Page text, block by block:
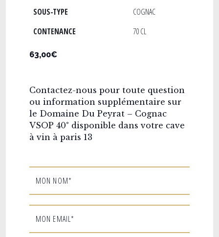
SOUS-TYPE
COGNAC
CONTENANCE
70 CL
63,00€
Contactez-nous pour toute question
ou information supplémentaire sur
le Domaine Du Peyrat – Cognac
VSOP 40° disponible dans votre cave
à vin à paris 13
MON NOM*
MON EMAIL*